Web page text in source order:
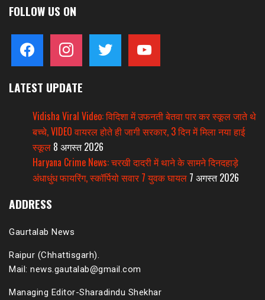
FOLLOW US ON
facebook instagram twitter youtube
LATEST UPDATE
Vidisha Viral Video: विदिशा में उफनती बेतवा पार कर स्कूल जाते थे
बच्चे, VIDEO वायरल होते ही जागी सरकार, 3 दिन में मिला नया हाई
स्कूल 8 अगस्त 2026
Haryana Crime News: चरखी दादरी में थाने के सामने दिनदहाड़े
अंधाधुंध फायरिंग, स्कॉर्पियो सवार 7 युवक घायल 7 अगस्त 2026
ADDRESS
Gaurtalab News
Raipur (Chhattisgarh).
Mail: news.gautalab@gmail.com
Managing Editor-Sharadindu Shekhar